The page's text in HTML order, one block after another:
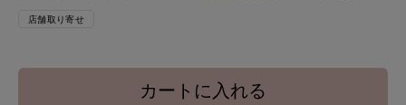
店舗取り寄せ
カートに入れる